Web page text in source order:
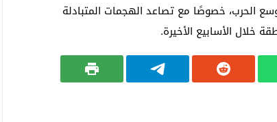
الحرب، خصوصًا مع تصاعد الهجمات المتبادلة
خلال الأسابيع الأخيرة.